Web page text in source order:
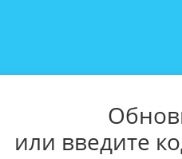
или введите